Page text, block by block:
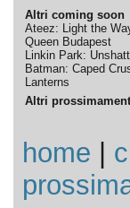
Altri coming soon
Ateez: Light the
Queen Budapest
Linkin Park:
Batman: Caped
Lanterns
Altri
home